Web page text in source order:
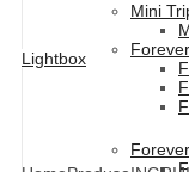
Mini
Lightbox